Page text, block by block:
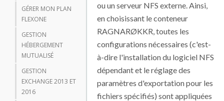
GÉRER MON PLAN
FLEXONE
GESTION
HÉBERGEMENT
MUTUALISÉ
GESTION
EXCHANGE 2013 ET
2016
ou un serveur NFS externe. Ainsi,
en choisissant le conteneur
RAGNARØKKR, toutes les
configurations nécessaires (c'est-
à-dire l'installation du logiciel NFS
dépendant et le réglage des
paramètres d'exportation pour les
fichiers spécifiés) sont appliquées